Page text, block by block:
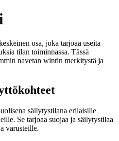
osa, joka tarjoaa useita
tilan toiminnassa. Tässä
navetan wintin merkitystä ja
säilytystilana erilaisille
Se tarjoaa suojaa ja säilytystilaa
varusteille.